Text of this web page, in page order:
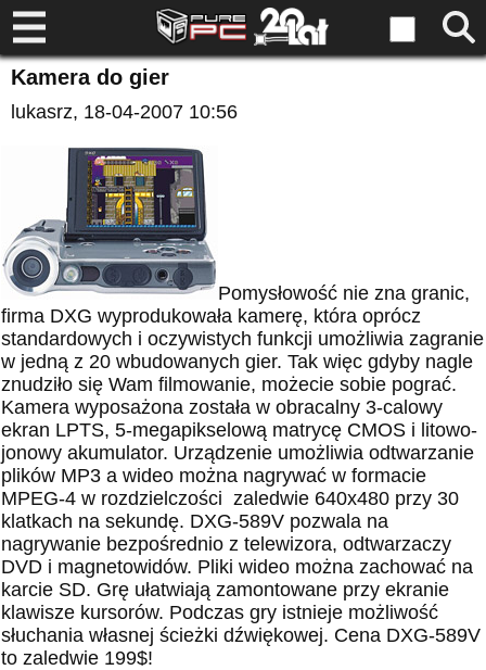
Kamera do gier
lukasrz, 18-04-2007 10:56
Pomysłowość nie zna granic,
firma DXG wyprodukowała kamerę, która oprócz
standardowych i oczywistych funkcji umożliwia zagranie
w jedną z 20 wbudowanych gier. Tak więc gdyby nagle
znudziło się Wam filmowanie, możecie sobie pograć.
Kamera wyposażona została w obracalny 3-calowy
ekran LPTS, 5-megapikselową matrycę CMOS i litowo-
jonowy akumulator. Urządzenie umożliwia odtwarzanie
plików MP3 a wideo można nagrywać w formacie
MPEG-4 w rozdzielczości zaledwie 640x480 przy 30
klatkach na sekundę. DXG-589V pozwala na
nagrywanie bezpośrednio z telewizora, odtwarzaczy
DVD i magnetowidów. Pliki wideo można zachować na
karcie SD. Grę ułatwiają zamontowane przy ekranie
klawisze kursorów. Podczas gry istnieje możliwość
słuchania własnej ścieżki dźwiękowej. Cena DXG-589V
to zaledwie 199$!